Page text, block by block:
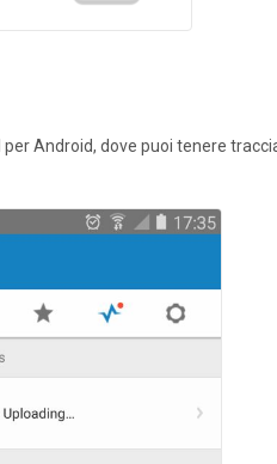
per Android, dove puoi tenere